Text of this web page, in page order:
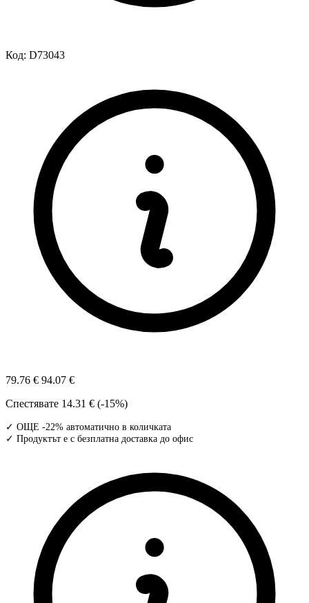
Код: D73043
79.76 € 94.07 €
Спестявате 14.31 € (-15%)
✓ ОЩЕ -22% автоматично в количката
✓ Продуктът е с безплатна доставка до офис